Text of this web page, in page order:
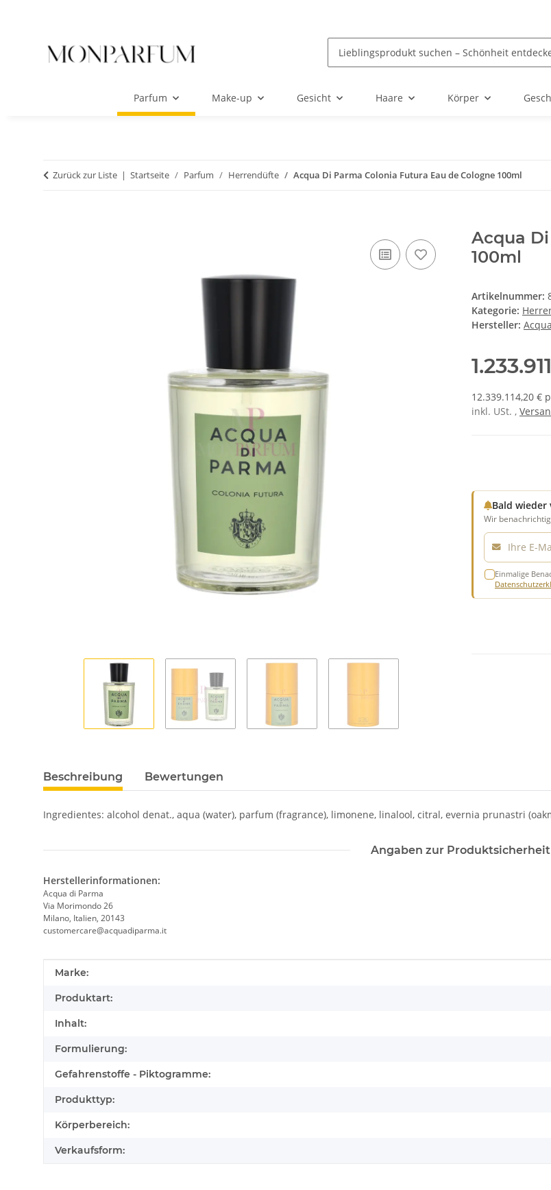
Parfum Make-up Gesicht Haare Körper
Zurück zur Liste Startseite Parfum Herrendüfte Acqua Di Parma Colonia Futura Eau de Cologne 100ml
Acqua
100ml
Artikelnummer:
Kategorie:
Hersteller:
12.339.114,20 €
inkl. USt. ,
Bald wieder
Wir
E-Mail
Einmalige
Beschreibung Bewertungen
Ingredientes: alcohol denat., aqua (water), parfum (fragrance), limonene, linalool, citral, evernia prunastri
Angaben zur Produktsicherheit
Herstellerinformationen:
Acqua di Parma
Via Morimondo 26
Milano, Italien, 20143
customercare@acquadiparma.it
Produkteigenschaft
Wert
Marke:
Produktart:
Inhalt:
Formulierung:
Gefahrenstoffe - Piktogramme:
Produkttyp:
Körperbereich:
Verkaufsform: